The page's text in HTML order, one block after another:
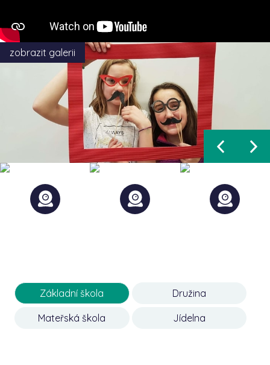
zobrazit galerii
Základní škola Družina
Mateřská škola Jídelna